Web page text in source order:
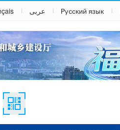
عربى Русский язык